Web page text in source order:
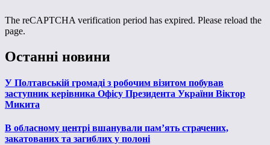
The reCAPTCHA verification period has expired. Please reload the
page.
Останні новини
У Полтавській громаді з робочим візитом побував
заступник керівника Офісу Президента України Віктор
Микита
В обласному центрі вшанували пам’ять страчених,
закатованих та загиблих у полоні